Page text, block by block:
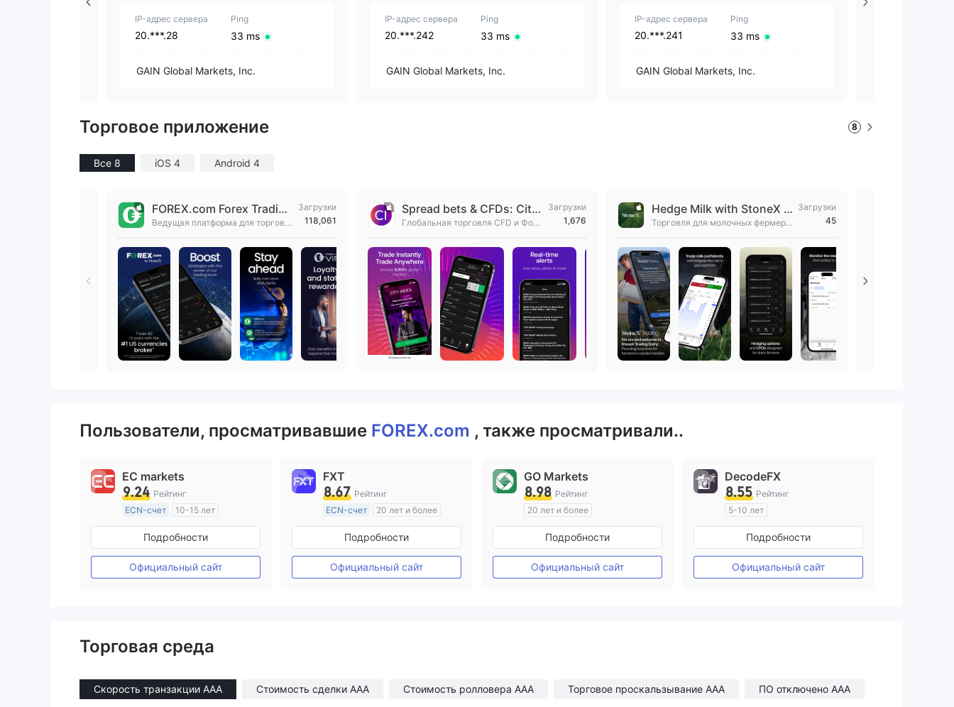
IP-адрес сервера
20.***.28
Ping
33 ms
GAIN Global Markets, Inc.
IP-адрес сервера
20.***.242
Ping
33 ms
GAIN Global Markets, Inc.
IP-адрес сервера
20.***.241
Ping
33 ms
GAIN Global Markets, Inc.
Торговое приложение 8
Все 8 iOS 4 Android 4
FOREX.com Forex Trading
Broker
Ведущая платформа для торговл
Загрузки
118,061
Spread bets & CFDs: City
Index
Глобальная торговля CFD и Форе
Загрузки
1,676
Hedge Milk with StoneX T
rading
Торговля для молочных фермеро
Загрузки
45
Пользователи, просматривавшие FOREX.com , также просматривали..
EC markets
9.24 Рейтинг
ECN-счет
10-15 лет
Регулирование в Австралия
Маркет-Мейкинг (MM)
Основной стандарт MT4
Подробности
Официальный сайт
FXT
8.67 Рейтинг
ECN-счет
20 лет и более
Регулирование в Австралия
Маркет-Мейкинг (MM)
Основной стандарт MT4
Подробности
Официальный сайт
GO Markets
8.98 Рейтинг
20 лет и более
Регулирование в Австралия
Маркет-Мейкинг (MM)
cTrader
Подробности
Официальный сайт
DecodeFX
8.55 Рейтинг
5-10 лет
Регулирование в Австралия
Маркет-Мейкинг (MM)
Основной стандарт MT4
Подробности
Официальный сайт
Торговая среда
Скорость транзакции AAA Стоимость сделки AAA Стоимость ролловера AAA Торговое проскальзывание AAA ПО отключено AAA